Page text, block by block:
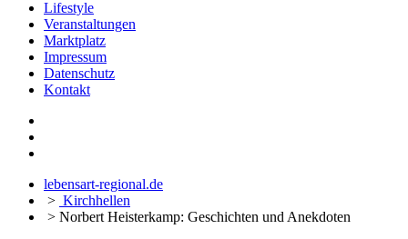
Lifestyle
Veranstaltungen
Marktplatz
Impressum
Datenschutz
Kontakt
lebensart-regional.de
> Kirchhellen
> Norbert Heisterkamp: Geschichten und Anekdoten